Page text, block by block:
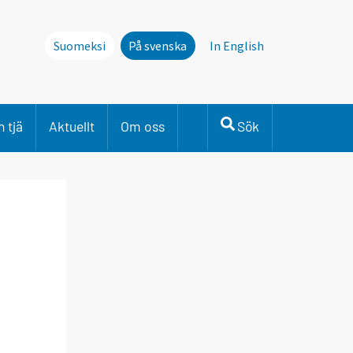
Suomeksi På svenska In English
tjä Aktuellt Om oss Sök